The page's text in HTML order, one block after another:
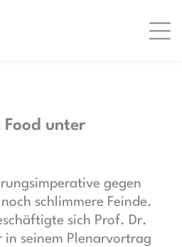
unter
gegen
schlimmere Feinde.
sich Prof. Dr.
seinem Plenarvortrag